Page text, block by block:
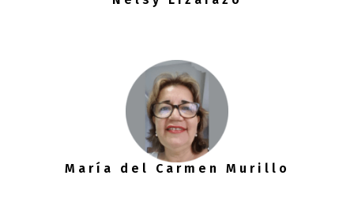
María del Carmen Murillo